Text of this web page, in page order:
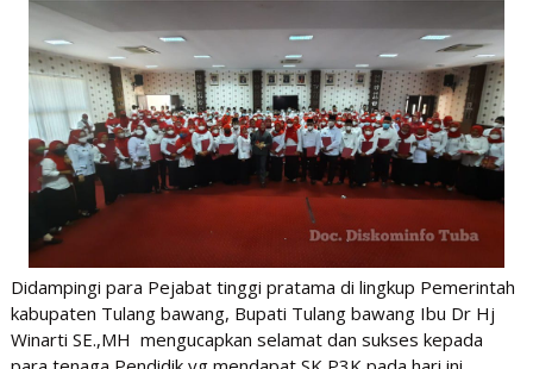
Didampingi para Pejabat tinggi pratama di lingkup Pemerintah
kabupaten Tulang bawang, Bupati Tulang bawang Ibu Dr Hj
Winarti SE.,MH mengucapkan selamat dan sukses kepada